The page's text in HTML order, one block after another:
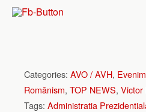
Categories: AVO / AVH,
Românism, TOP NEWS, Victor
Tags: Administratia